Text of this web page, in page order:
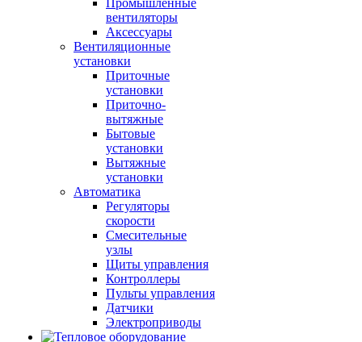
Промышленные
вентиляторы
Аксессуары
Вентиляционные
установки
Приточные
установки
Приточно-
вытяжные
Бытовые
установки
Вытяжные
установки
Автоматика
Регуляторы
скорости
Смесительные
узлы
Щиты управления
Контроллеры
Пульты управления
Датчики
Электроприводы